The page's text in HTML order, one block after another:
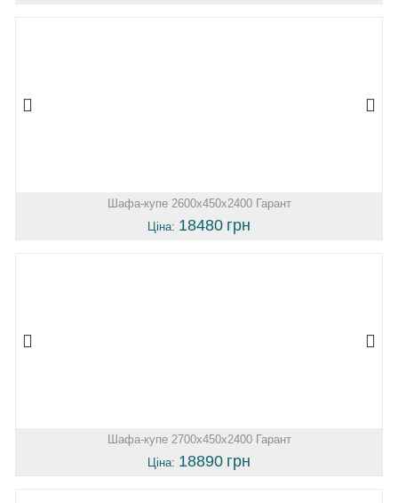
Шафа-купе 2600х450х2400 Гарант
Ціна: 18480 грн
Шафа-купе 2700х450х2400 Гарант
Ціна: 18890 грн